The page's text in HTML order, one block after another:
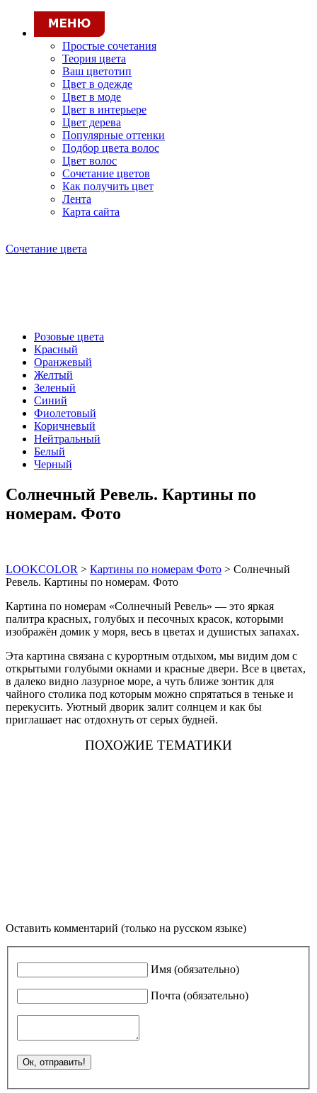
Простые сочетания
Теория цвета
Ваш цветотип
Цвет в одежде
Цвет в моде
Цвет в интерьере
Цвет дерева
Популярные оттенки
Подбор цвета волос
Цвет волос
Сочетание цветов
Как получить цвет
Лента
Карта сайта
Сочетание цвета
Розовые цвета
Красный
Оранжевый
Желтый
Зеленый
Синий
Фиолетовый
Коричневый
Нейтральный
Белый
Черный
Солнечный Ревель. Картины по
номерам. Фото
LOOKCOLOR > Картины по номерам Фото > Солнечный
Ревель. Картины по номерам. Фото
Картина по номерам «Солнечный Ревель» — это яркая
палитра красных, голубых и песочных красок, которыми
изображён домик у моря, весь в цветах и душистых запахах.
Эта картина связана с курортным отдыхом, мы видим дом с
открытыми голубыми окнами и красные двери. Все в цветах,
в далеко видно лазурное море, а чуть ближе зонтик для
чайного столика под которым можно спрятаться в теньке и
перекусить. Уютный дворик залит солнцем и как бы
приглашает нас отдохнуть от серых будней.
ПОХОЖИЕ ТЕМАТИКИ
Оставить комментарий (только на русском языке)
Имя (обязательно)
Почта (обязательно)